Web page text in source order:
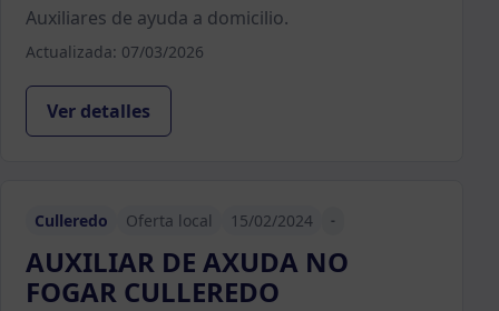
Auxiliares de ayuda a domicilio.
Actualizada: 07/03/2026
Ver detalles
Culleredo Oferta local 15/02/2024 -
AUXILIAR DE AXUDA NO
FOGAR CULLEREDO